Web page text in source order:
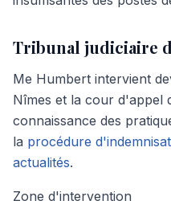
Tribunal judiciaire
Me Humbert intervient
Nîmes et la cour d'appel
connaissance des
la procédure
actualités.
Zone d'intervention